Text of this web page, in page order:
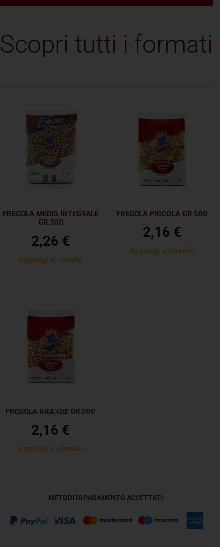
Scopri tutti i formati
FREGOLA MEDIA INTEGRALE
GR.500
2,26 €
Aggiungi al carrello
FREGOLA PICCOLA GR.500
2,16 €
Aggiungi al carrello
FREGOLA GRANDE GR.500
2,16 €
Aggiungi al carrello
METODI DI PAGAMENTO ACCETTATI: